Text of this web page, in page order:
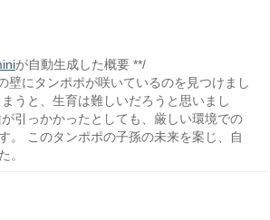
が自動生成した概要 **/
壁にタンポポが咲いているのを見つけまし
うと、生育は難しいだろうと思いまし
引っかかったとしても、厳しい環境での
。 このタンポポの子孫の未来を案じ、自
。